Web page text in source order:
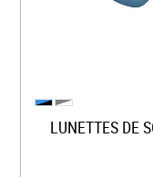
LUNETTES DE